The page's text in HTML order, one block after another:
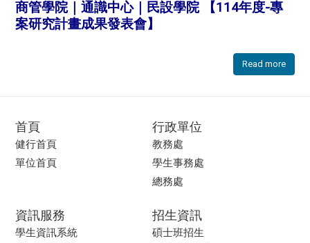
商管學院｜通識中心｜民設學院 【114年度-專
案研究計畫成果發表會】
Read more
首頁
健行首頁
單位首頁
行政單位
教務處
學生事務處
總務處
資訊服務
學生資訊系統
招生資訊
碩士班招生